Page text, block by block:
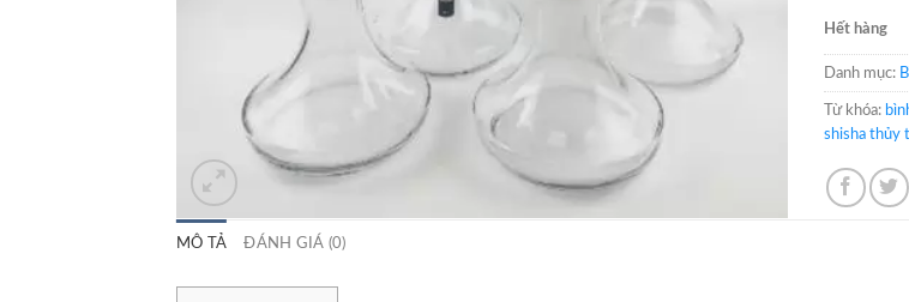
Hết hàng
Danh mục:
Từ khóa:
shisha thủy
MÔ TẢ ĐÁNH GIÁ (0)